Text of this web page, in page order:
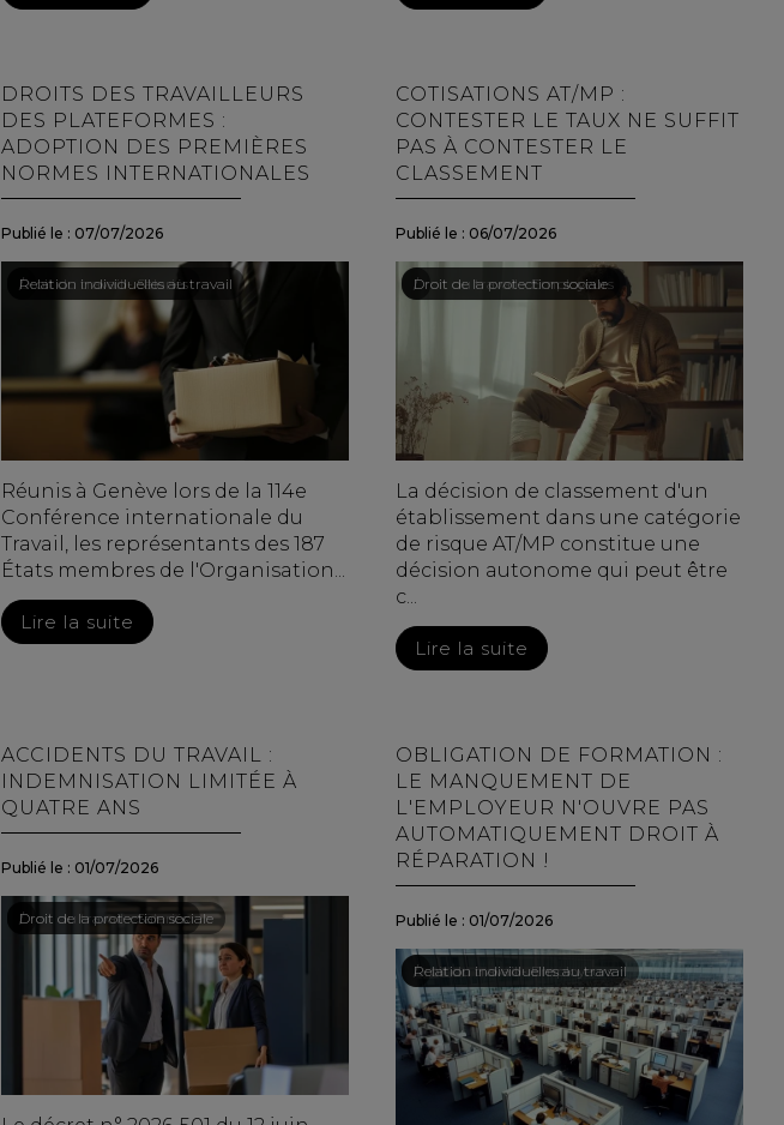
DROITS DES TRAVAILLEURS
DES PLATEFORMES :
ADOPTION DES PREMIÈRES
NORMES INTERNATIONALES
Publié le : 07/07/2026
Droit du travail - Salariés
/Relation individuelles au travail
Réunis à Genève lors de la 114e
Conférence internationale du
Travail, les représentants des 187
États membres de l'Organisation...
Lire la suite
COTISATIONS AT/MP :
CONTESTER LE TAUX NE SUFFIT
PAS À CONTESTER LE
CLASSEMENT
Publié le : 06/07/2026
Droit du travail - Employeurs
/Droit de la protection sociale
La décision de classement d'un
établissement dans une catégorie
de risque AT/MP constitue une
décision autonome qui peut être
c...
Lire la suite
ACCIDENTS DU TRAVAIL :
INDEMNISATION LIMITÉE À
QUATRE ANS
Publié le : 01/07/2026
Droit du travail - Salariés
/Droit de la protection sociale
OBLIGATION DE FORMATION :
LE MANQUEMENT DE
L'EMPLOYEUR N'OUVRE PAS
AUTOMATIQUEMENT DROIT À
RÉPARATION !
Publié le : 01/07/2026
Droit du travail - Employeurs
/Relation individuelles au travail